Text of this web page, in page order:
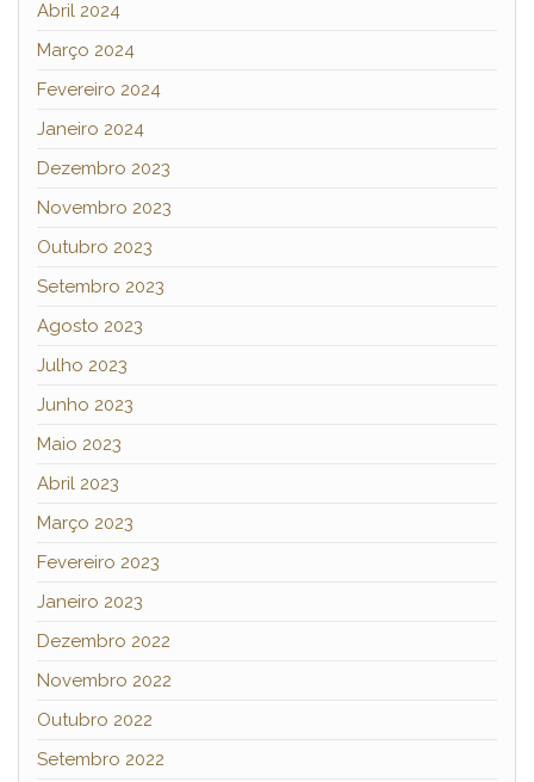
Abril 2024
Março 2024
Fevereiro 2024
Janeiro 2024
Dezembro 2023
Novembro 2023
Outubro 2023
Setembro 2023
Agosto 2023
Julho 2023
Junho 2023
Maio 2023
Abril 2023
Março 2023
Fevereiro 2023
Janeiro 2023
Dezembro 2022
Novembro 2022
Outubro 2022
Setembro 2022